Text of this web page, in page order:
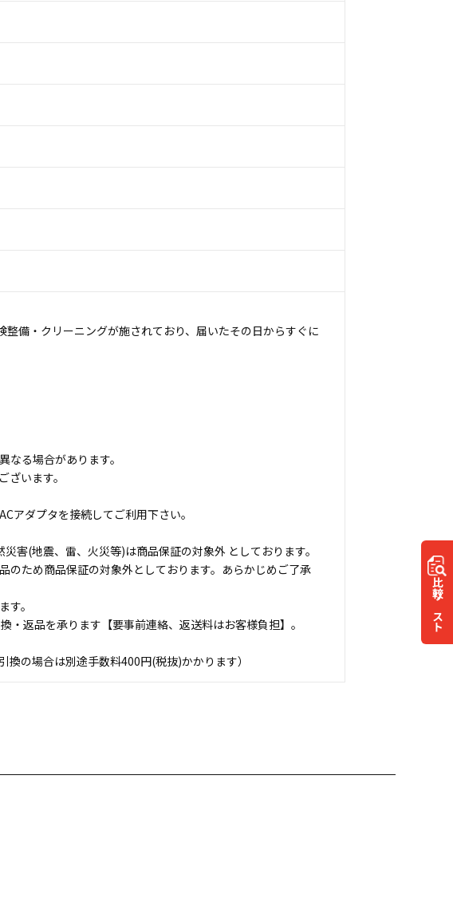
比較
リスト
備・クリーニングが施されており、届いたその日からすぐに
る場合があります。
います。
アダプタを接続してご利用下さい。
害(地震、雷、火災等)は商品保証の対象外 としております。
ため商品保証の対象外としております。あらかじめご了承
。
返品を承ります【要事前連絡、返送料はお客様負担】。
の場合は別途手数料400円(税抜)かかります）